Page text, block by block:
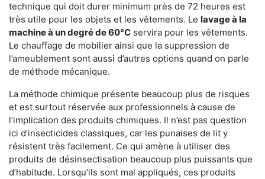
technique qui doit durer minimum près de 72 heures est
très utile pour les objets et les vêtements. Le lavage à la
machine à un degré de 60°C servira pour les vêtements.
Le chauffage de mobilier ainsi que la suppression de
l’ameublement sont aussi d’autres options quand on parle
de méthode mécanique.
La méthode chimique présente beaucoup plus de risques
et est surtout réservée aux professionnels à cause de
l’implication des produits chimiques. Il n’est pas question
ici d’insecticides classiques, car les punaises de lit y
résistent très facilement. Ce qui amène à utiliser des
produits de désinsectisation beaucoup plus puissants que
d’habitude. Lorsqu’ils sont mal appliqués, ces produits